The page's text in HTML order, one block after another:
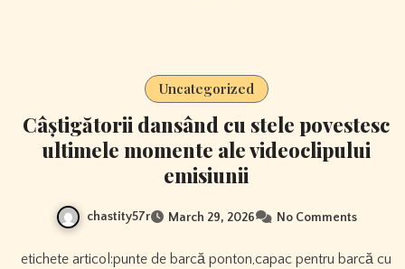
Uncategorized
Câștigătorii dansând cu stele povestesc
ultimele momente ale videoclipului
emisiunii
chastity57r March 29, 2026 No Comments
etichete articol:punte de barcă ponton,capac pentru barcă cu